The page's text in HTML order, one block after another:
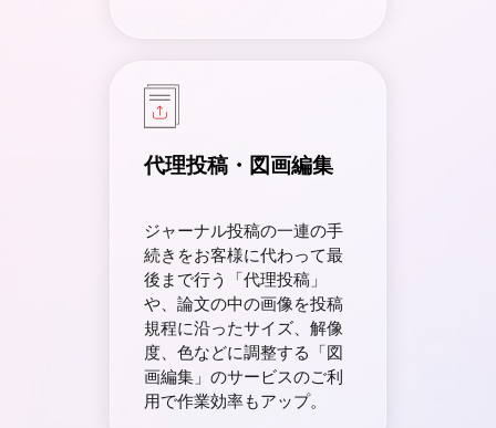
代理投稿・図画編集
ジャーナル投稿の一連の手
続きをお客様に代わって最
後まで行う「代理投稿」
や、論文の中の画像を投稿
規程に沿ったサイズ、解像
度、色などに調整する「図
画編集」のサービスのご利
用で作業効率もアップ。